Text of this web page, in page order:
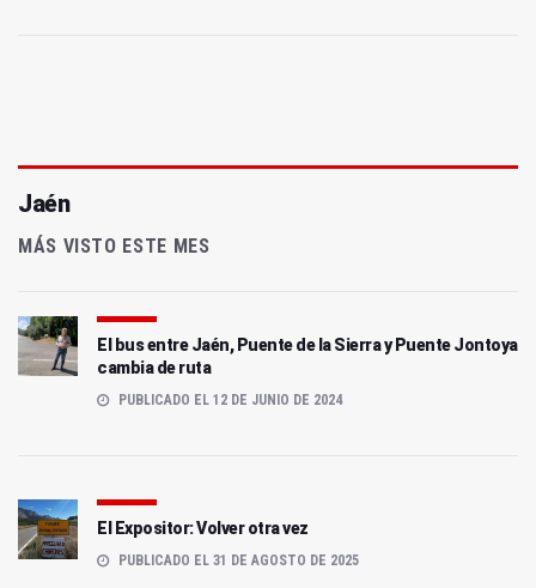
Jaén
MÁS VISTO ESTE MES
El bus entre Jaén, Puente de la Sierra y Puente Jontoya
cambia de ruta
PUBLICADO EL 12 DE JUNIO DE 2024
El Expositor: Volver otra vez
PUBLICADO EL 31 DE AGOSTO DE 2025